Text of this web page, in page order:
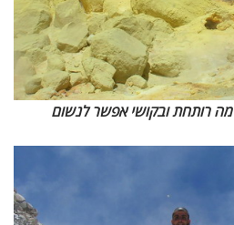
רותחת ובקושי אפשר לנשום